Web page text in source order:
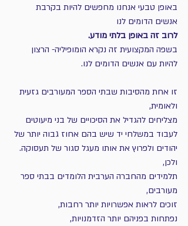
באופן טבעי אנחנו מחפשים להיות בקרבת
אנשים הדומים לנו
לרוב זה באופן בלתי מודע.
בשפה המקצועית זה נקרא הומופיליה- הרצון
להיות עם אנשים הדומים לנו.
זו אחת מהסיבות שבתי הספר המעורבים גזעית
ולאומית,
מצליחים להגדיל את הסיכויים של בני מיעוטים
לעבוד במשלחי יד שיש בהם אחוז גבוה יותר של
יהודים ולפרוץ את אותו מעגל סגור של תעסוקה.
ולכן,
תלמידים מהחברה הערבית הלומדים בבתי ספר
מעורבים,
זוכים לראות אפשרויות יותר רחבות,
נפתחות בפניהם יותר הזדמנויות,